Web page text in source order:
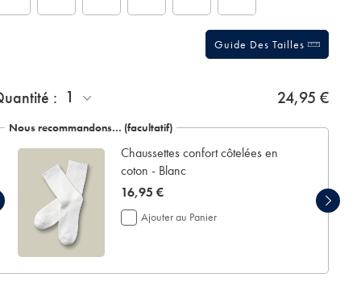
Guide Des Tailles
présentation:
: 1 24,95 €
Nous recommandons… (facultatif)
Chaussettes confort côtelées en
coton - Blanc
now
16,95
€
16,95 €
Ajouter au Panier